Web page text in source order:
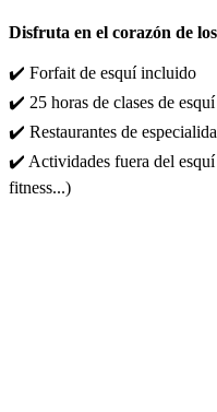
Disfruta en el corazón de
✔️ Forfait de esquí incluido
✔️ 25 horas de clases de
✔️ Restaurantes de
✔️ Actividades fuera del esquí
fitness...)